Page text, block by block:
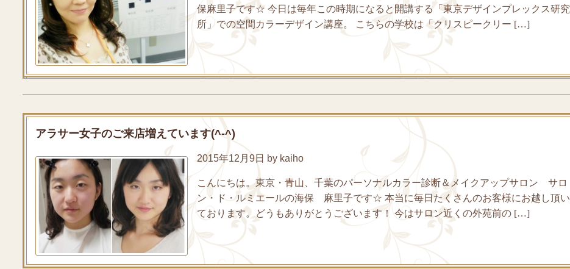
保麻里子です☆ 今日は毎年この時期になると開講する「東京デザインプレックス研究
所」での空間カラーデザイン講座。 こちらの学校は「クリスピークリー […]
アラサー女子のご来店増えています(^-^)
2015年12月9日 by kaiho
こんにちは。東京・青山、千葉のパーソナルカラー診断＆メイクアップサロン サロ
ン・ド・ルミエールの海保 麻里子です☆ 本当に毎日たくさんのお客様にお越し頂い
ております。どうもありがとうございます！ 今はサロン近くの外苑前の […]